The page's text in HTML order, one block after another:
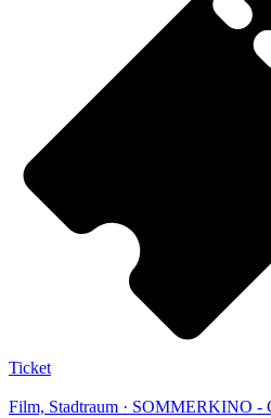
Ticket
Film, Stadtraum · SOMMERKINO -